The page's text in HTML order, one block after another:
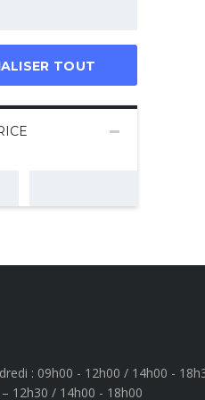
TOUT
: 09h00 - 12h00 / 14h00 -
12h30 / 14h00 - 18h00